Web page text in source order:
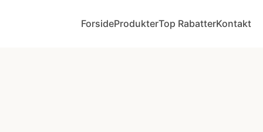
ForsideProdukterTop RabatterKontakt